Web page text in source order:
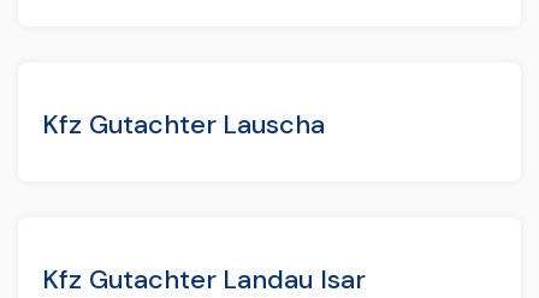
Kfz Gutachter Lauscha
Kfz Gutachter Landau Isar